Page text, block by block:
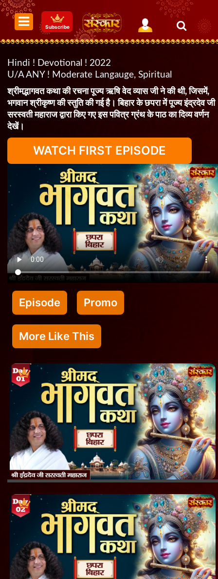
Subscribe
Hindi ! Devotional ! 2022
U/A ANY ! Moderate Langauge, Spiritual
श्रीमद्भागवत कथा की रचना पूज्य ऋषि वेद व्यास जी ने की थी, जिसमें,
भगवान श्रीकृष्ण की स्तुति की गई है। बिहार के छपरा में पूज्य इंद्रदेव जी
सरस्वती महाराज द्वारा किए गए इस पवित्र ग्रंथ के पाठ का दिव्य वर्णन
देखें।
WATCH FIRST EPISODE
Episode Promo
More Like This